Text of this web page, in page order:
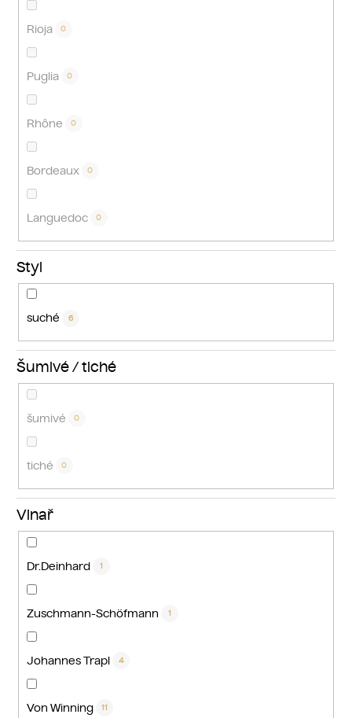
Rioja 0
Puglia 0
Rhône 0
Bordeaux 0
Languedoc 0
Styl
suché 6
Šumivé / tiché
šumivé 0
tiché 0
Vinař
Dr.Deinhard 1
Zuschmann-Schöfmann 1
Johannes Trapl 4
Von Winning 11